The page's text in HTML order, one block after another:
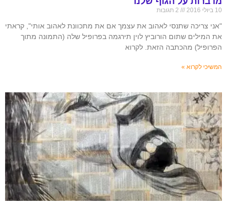
10 ביולי 2016
"אני צריכה שתנסי לאהוב את עצמך אם את מתכוונת לאהוב אותי", קראתי
את המילים שתום הורוביץ לוין תירגמה בפרופיל שלה (התמונה מתוך
הפרופיל) מהכתבה הזאת. לקרוא
המשיכי לקרוא »